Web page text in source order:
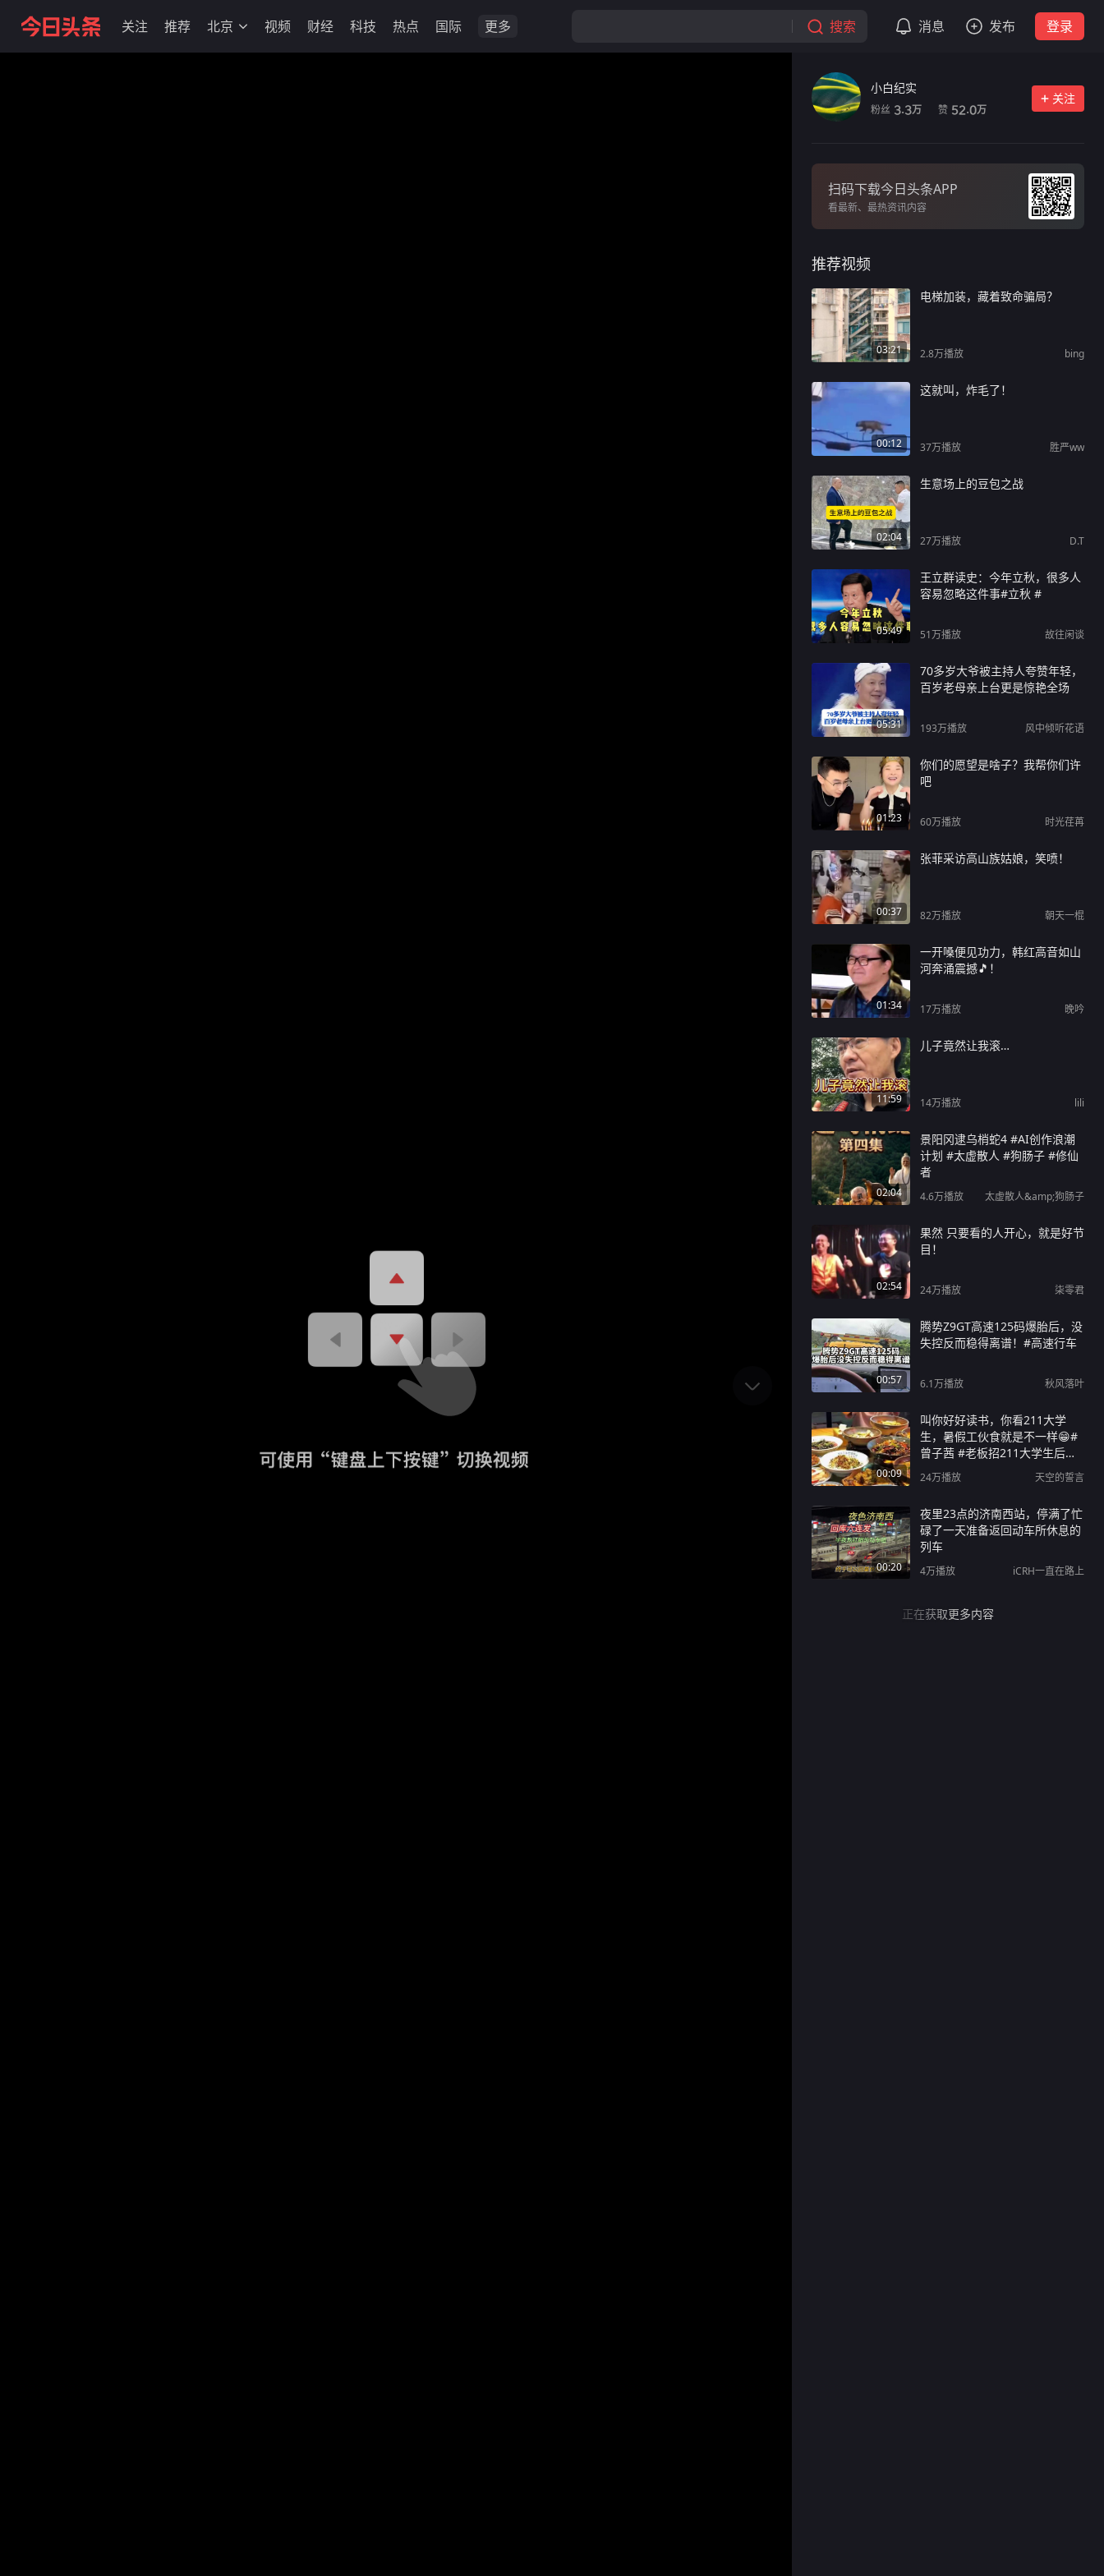
关注 推荐 北京 视频 财经 科技 热点 国际 更多 搜索 消息 发布 登录
小白纪实
粉丝 3.3万 赞 52.0万
关注
扫码下载今日头条APP
看最新、最热资讯内容
推荐视频
03:21
电梯加装，藏着致命骗局？
2.8万播放 bing
00:12
这就叫，炸毛了！
37万播放 胜严ww
02:04
生意场上的豆包之战
27万播放 D.T
05:49
王立群读史：今年立秋，很多人
容易忽略这件事#立秋 #
51万播放 故往闲谈
05:31
70多岁大爷被主持人夸赞年轻，
百岁老母亲上台更是惊艳全场
193万播放 风中倾听花语
01:23
你们的愿望是啥子？我帮你们许
吧
60万播放 时光荏苒
00:37
张菲采访高山族姑娘，笑喷！
82万播放 朝天一棍
01:34
一开嗓便见功力，韩红高音如山
河奔涌震撼🎵！
17万播放 晚吟
11:59
儿子竟然让我滚…
14万播放 lili
02:04
景阳冈逮乌梢蛇4 #AI创作浪潮
计划 #太虚散人 #狗肠子 #修仙
者
4.6万播放 太虚散人&amp;狗肠子
02:54
果然 只要看的人开心，就是好节
目！
24万播放 柒零君
00:57
腾势Z9GT高速125码爆胎后，没
失控反而稳得离谱！#高速行车
6.1万播放 秋风落叶
00:09
叫你好好读书，你看211大学
生，暑假工伙食就是不一样😁#
曾子茜 #老板招211大学生后退
掉孩子暑假班 #长沙 #暑假工 #
暑假工的正确打开方式
24万播放 天空的誓言
00:20
夜里23点的济南西站，停满了忙
碌了一天准备返回动车所休息的
列车
4万播放 iCRH一直在路上
正在获取更多内容